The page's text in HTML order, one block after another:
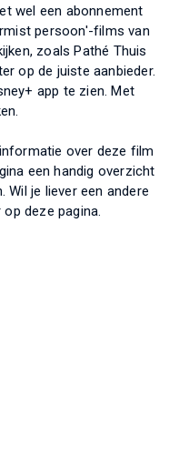
wel een abonnement
persoon'-films van
zoals Pathé Thuis
op de juiste aanbieder.
app te zien. Met
over deze film
een handig overzicht
Wil je liever een andere
deze pagina.